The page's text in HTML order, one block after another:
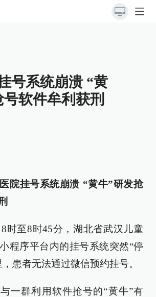
号系统崩溃 “黄
软件牟利获刑
院挂号系统崩溃 “黄牛”研发抢
时至8时45分，湖北省武汉儿童
程序平台内的挂号系统突然“停
患者无法通过微信预约挂号。
一群利用软件抢号的“黄牛”有